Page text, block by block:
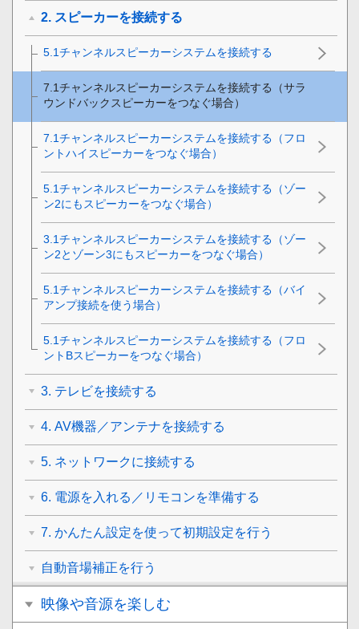
2. スピーカーを接続する
5.1チャンネルスピーカーシステムを接続する
7.1チャンネルスピーカーシステムを接続する（サラ
ウンドバックスピーカーをつなぐ場合）
7.1チャンネルスピーカーシステムを接続する（フロ
ントハイスピーカーをつなぐ場合）
5.1チャンネルスピーカーシステムを接続する（ゾー
ン2にもスピーカーをつなぐ場合）
3.1チャンネルスピーカーシステムを接続する（ゾー
ン2とゾーン3にもスピーカーをつなぐ場合）
5.1チャンネルスピーカーシステムを接続する（バイ
アンプ接続を使う場合）
5.1チャンネルスピーカーシステムを接続する（フロ
ントBスピーカーをつなぐ場合）
3. テレビを接続する
4. AV機器／アンテナを接続する
5. ネットワークに接続する
6. 電源を入れる／リモコンを準備する
7. かんたん設定を使って初期設定を行う
自動音場補正を行う
映像や音源を楽しむ